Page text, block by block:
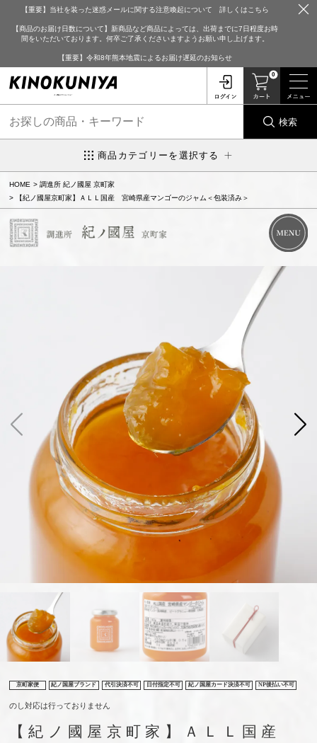
【重要】当社を装った迷惑メールに関する注意喚起について 詳しくはこちら
【商品のお届け日数について】新商品など商品によっては、出荷までに7日程度お時
間をいただいております。何卒ご了承くださいますようお願い申し上げます。
【重要】令和8年熊本地震によるお届け遅延のお知らせ
0
検索
商品カテゴリーを選択する
HOME
調進所 紀ノ國屋 京町家
【紀ノ國屋京町家】ＡＬＬ国産 宮崎県産マンゴーのジャム＜包装済み＞
京町家便 紀ノ国屋ブランド 代引決済不可 日付指定不可 紀ノ国屋カード決済不可 NP後払い不可
のし対応は行っておりません
【紀ノ國屋京町家】ＡＬＬ国産